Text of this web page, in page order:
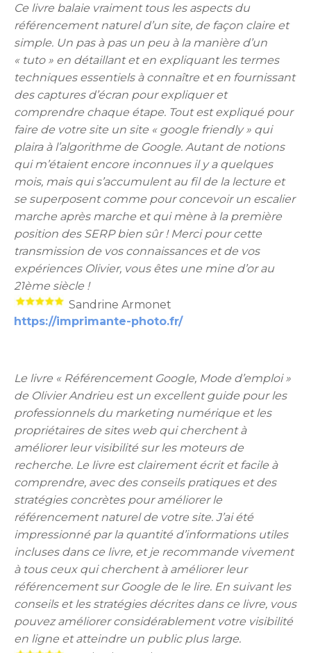
Ce livre balaie vraiment tous les aspects du
référencement naturel d’un site, de façon claire et
simple. Un pas à pas un peu à la manière d’un
« tuto » en détaillant et en expliquant les termes
techniques essentiels à connaître et en fournissant
des captures d’écran pour expliquer et
comprendre chaque étape. Tout est expliqué pour
faire de votre site un site « google friendly » qui
plaira à l’algorithme de Google. Autant de notions
qui m’étaient encore inconnues il y a quelques
mois, mais qui s’accumulent au fil de la lecture et
se superposent comme pour concevoir un escalier
marche après marche et qui mène à la première
position des SERP bien sûr ! Merci pour cette
transmission de vos connaissances et de vos
expériences Olivier, vous êtes une mine d’or au
21ème siècle !
Sandrine Armonet
https://imprimante-photo.fr/
Le livre « Référencement Google, Mode d’emploi »
de Olivier Andrieu est un excellent guide pour les
professionnels du marketing numérique et les
propriétaires de sites web qui cherchent à
améliorer leur visibilité sur les moteurs de
recherche. Le livre est clairement écrit et facile à
comprendre, avec des conseils pratiques et des
stratégies concrètes pour améliorer le
référencement naturel de votre site. J’ai été
impressionné par la quantité d’informations utiles
incluses dans ce livre, et je recommande vivement
à tous ceux qui cherchent à améliorer leur
référencement sur Google de le lire. En suivant les
conseils et les stratégies décrites dans ce livre, vous
pouvez améliorer considérablement votre visibilité
en ligne et atteindre un public plus large.